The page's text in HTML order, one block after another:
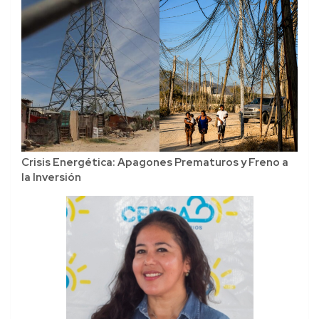
Crisis Energética: Apagones Prematuros y Freno a
la Inversión